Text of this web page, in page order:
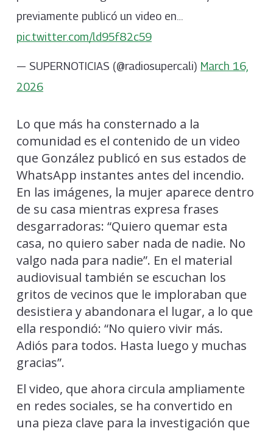
previamente publicó un video en…
pic.twitter.com/ld95f82c59
— SUPERNOTICIAS (@radiosupercali) March 16,
2026
Lo que más ha consternado a la
comunidad es el contenido de un video
que González publicó en sus estados de
WhatsApp instantes antes del incendio.
En las imágenes, la mujer aparece dentro
de su casa mientras expresa frases
desgarradoras: “Quiero quemar esta
casa, no quiero saber nada de nadie. No
valgo nada para nadie”. En el material
audiovisual también se escuchan los
gritos de vecinos que le imploraban que
desistiera y abandonara el lugar, a lo que
ella respondió: “No quiero vivir más.
Adiós para todos. Hasta luego y muchas
gracias”.
El video, que ahora circula ampliamente
en redes sociales, se ha convertido en
una pieza clave para la investigación que